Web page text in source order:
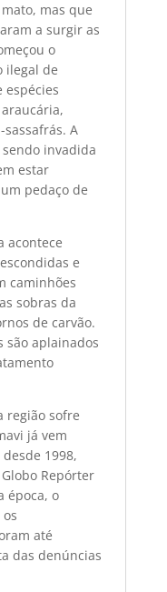
mas que
a surgir as
o
ilegal de
espécies
A
invadida
estar
pedaço de
acontece
e
caminhões
sobras da
de carvão.
são aplainados
região sofre
já vem
1998,
Repórter
época, o
até
das denúncias